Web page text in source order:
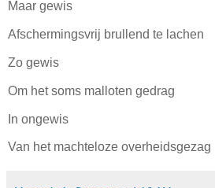
Maar gewis
Afschermingsvrij brullend te lachen
Zo gewis
Om het soms malloten gedrag
In ongewis
Van het machteloze overheidsgezag